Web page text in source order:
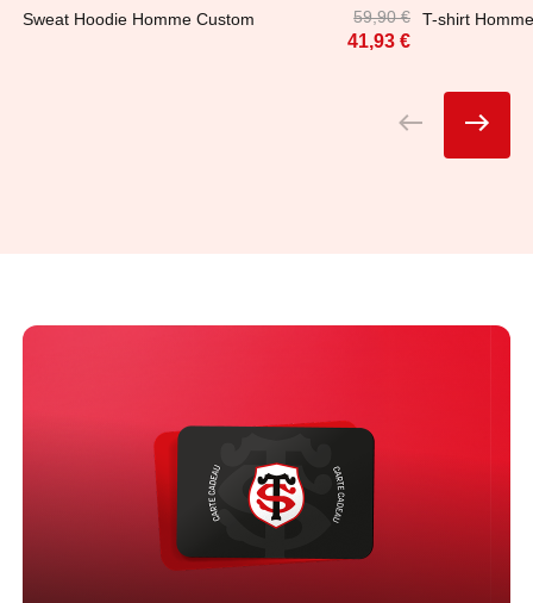
Sweat Hoodie Homme Custom 59,90 €
41,93 €
T-shirt